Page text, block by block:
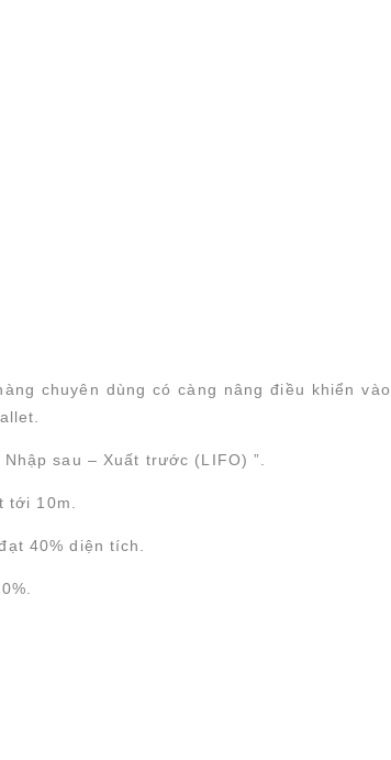
chuyên dùng có càng nâng điều khiển vào
sau – Xuất trước (LIFO) ”.
tới 10m.
40% diện tích.